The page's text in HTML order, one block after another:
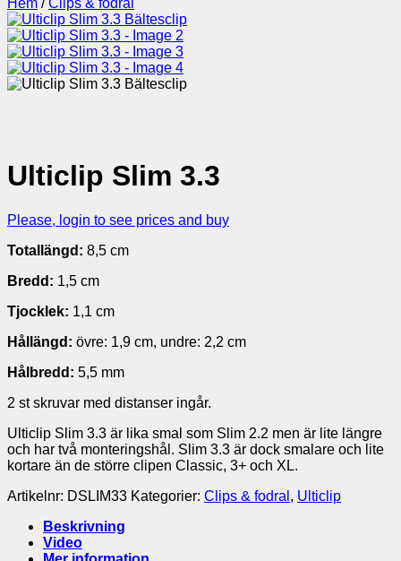
Ulticlip Slim 3.3
Please, login to see prices and buy
Totallängd: 8,5 cm
Bredd: 1,5 cm
Tjocklek: 1,1 cm
Hållängd: övre: 1,9 cm, undre: 2,2 cm
Hålbredd: 5,5 mm
2 st skruvar med distanser ingår.
Ulticlip Slim 3.3 är lika smal som Slim 2.2 men är lite längre
och har två monteringshål. Slim 3.3 är dock smalare och lite
kortare än de större clipen Classic, 3+ och XL.
Artikelnr: DSLIM33 Kategorier: Clips & fodral , Ulticlip
Beskrivning
Video